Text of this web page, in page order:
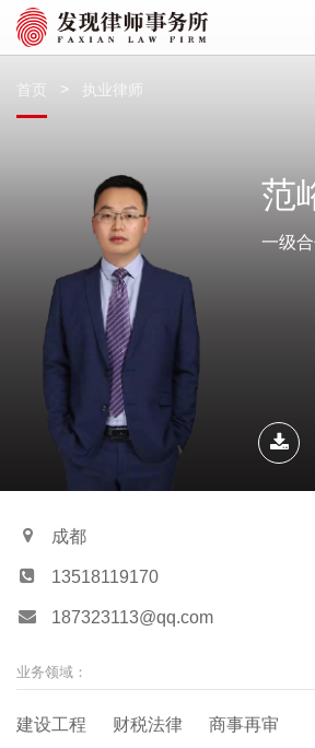
首页 > 执业律师
范
一级合
成都
13518119170
187323113@qq.com
业务领域：
建设工程 财税法律 商事再审